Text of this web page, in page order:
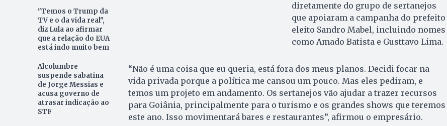
"Temos o Trump da
TV e o da vida real",
diz Lula ao afirmar
que a relação do EUA
está indo muito bem
Alcolumbre
suspende sabatina
de Jorge Messias e
acusa governo de
atrasar indicação ao
STF
diretamente do grupo de sertanejos
que apoiaram a campanha do prefeito
eleito Sandro Mabel, incluindo nomes
como Amado Batista e Gusttavo Lima.
“Não é uma coisa que eu queria, está fora dos meus planos. Decidi focar na
vida privada porque a política me cansou um pouco. Mas eles pediram, e
temos um projeto em andamento. Os sertanejos vão ajudar a trazer recursos
para Goiânia, principalmente para o turismo e os grandes shows que teremos
este ano. Isso movimentará bares e restaurantes”, afirmou o empresário.